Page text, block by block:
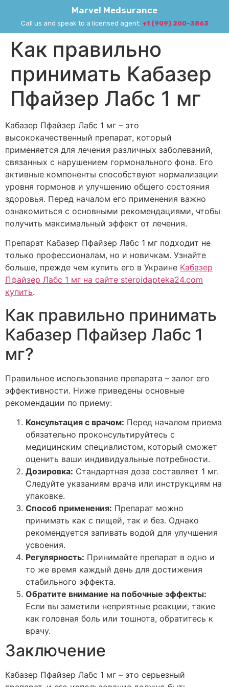
Marvel Medsurance
Call us and speak to a licensed agent: +1 (909) 200-3863
Как правильно
принимать Кабазер
Пфайзер Лабс 1 мг
Кабазер Пфайзер Лабс 1 мг – это
высококачественный препарат, который
применяется для лечения различных заболеваний,
связанных с нарушением гормонального фона. Его
активные компоненты способствуют нормализации
уровня гормонов и улучшению общего состояния
здоровья. Перед началом его применения важно
ознакомиться с основными рекомендациями, чтобы
получить максимальный эффект от лечения.
Препарат Кабазер Пфайзер Лабс 1 мг подходит не
только профессионалам, но и новичкам. Узнайте
больше, прежде чем купить его в Украине Кабазер
Пфайзер Лабс 1 мг на сайте steroidapteka24.com
купить.
Как правильно принимать
Кабазер Пфайзер Лабс 1
мг?
Правильное использование препарата – залог его
эффективности. Ниже приведены основные
рекомендации по приему:
Консультация с врачом: Перед началом приема
обязательно проконсультируйтесь с
медицинским специалистом, который сможет
оценить ваши индивидуальные потребности.
Дозировка: Стандартная доза составляет 1 мг.
Следуйте указаниям врача или инструкциям на
упаковке.
Способ применения: Препарат можно
принимать как с пищей, так и без. Однако
рекомендуется запивать водой для улучшения
усвоения.
Регулярность: Принимайте препарат в одно и
то же время каждый день для достижения
стабильного эффекта.
Обратите внимание на побочные эффекты:
Если вы заметили неприятные реакции, такие
как головная боль или тошнота, обратитесь к
врачу.
Заключение
Кабазер Пфайзер Лабс 1 мг – это серьезный